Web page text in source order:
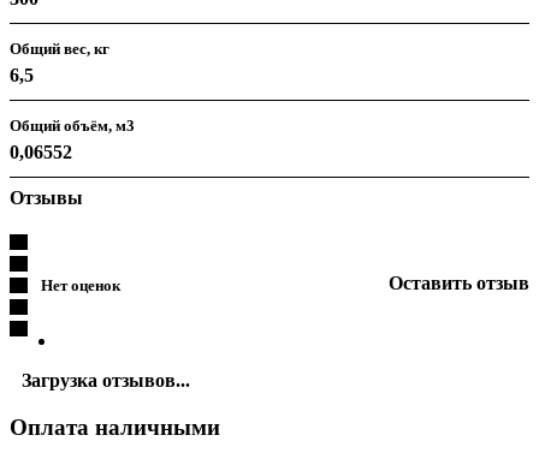
Общий вес, кг
6,5
Общий объём, м3
0,06552
Отзывы
Нет оценок Оставить отзыв
Загрузка отзывов...
Оплата наличными